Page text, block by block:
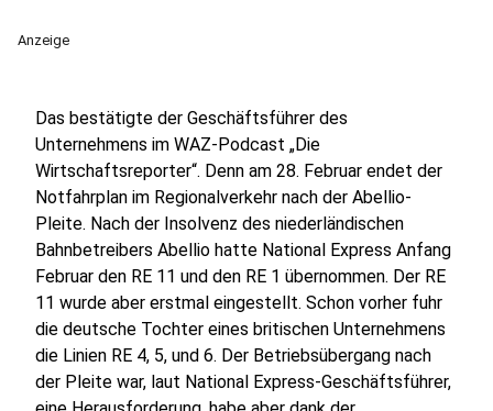
Anzeige
Das bestätigte der Geschäftsführer des
Unternehmens im WAZ-Podcast „Die
Wirtschaftsreporter“. Denn am 28. Februar endet der
Notfahrplan im Regionalverkehr nach der Abellio-
Pleite. Nach der Insolvenz des niederländischen
Bahnbetreibers Abellio hatte National Express Anfang
Februar den RE 11 und den RE 1 übernommen. Der RE
11 wurde aber erstmal eingestellt. Schon vorher fuhr
die deutsche Tochter eines britischen Unternehmens
die Linien RE 4, 5, und 6. Der Betriebsübergang nach
der Pleite war, laut National Express-Geschäftsführer,